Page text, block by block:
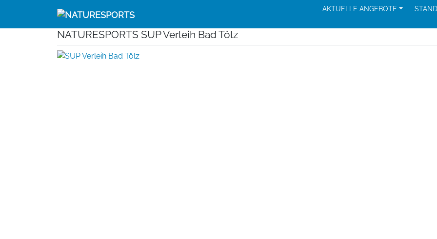
content
AKTUELLE ANGEBOTE
NATURESPORTS SUP Verleih Bad Tölz